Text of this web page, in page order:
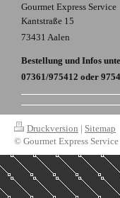
Gourmet Express Service
Kantstraße 15
73431 Aalen
Bestellung und Infos
07361/975412 oder
Druckversion | Sitemap
© Gourmet Express Service